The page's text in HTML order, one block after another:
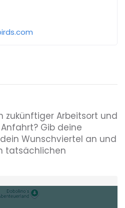
zukünftiger Arbeitsort und
Gib deine
Wunschviertel an und
tatsächlichen